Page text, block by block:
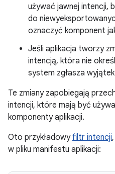
używać jawnej intencji,
do
oznaczyć komponent
Jeśli aplikacja tworzy
intencją, która nie
system zgłasza
Te zmiany zapobiegają
intencji, które mają być
komponenty aplikacji.
Oto przykładowyfiltr intencji
w pliku manifestu aplikacji: